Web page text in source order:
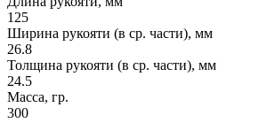
125
Ширина рукояти (в ср. части), мм
26.8
Толщина рукояти (в ср. части), мм
24.5
Масса, гр.
300